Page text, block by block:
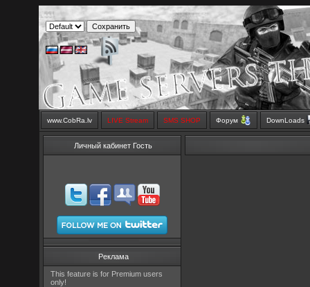
www.CobRa.lv LIVE Stream SMS SHOP Форум DownLoads
Личный кабинет Гость
Реклама
This feature is for Premium users
only!